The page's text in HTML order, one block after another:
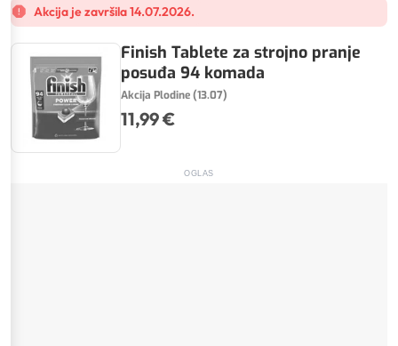
Akcija je završila 14.07.2026.
Finish Tablete za strojno pranje
posuđa 94 komada
Akcija Plodine (13.07)
11,99 €
OGLAS